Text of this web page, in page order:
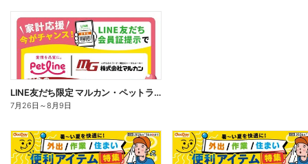
LINE友だち限定 マルカン・ペットライン5%OFF
7月26日 ～8月9日